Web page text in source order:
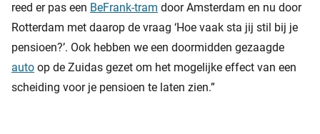
reed er pas een BeFrank-tram door Amsterdam en nu door
Rotterdam met daarop de vraag ‘Hoe vaak sta jij stil bij je
pensioen?’. Ook hebben we een doormidden gezaagde
auto op de Zuidas gezet om het mogelijke effect van een
scheiding voor je pensioen te laten zien.”